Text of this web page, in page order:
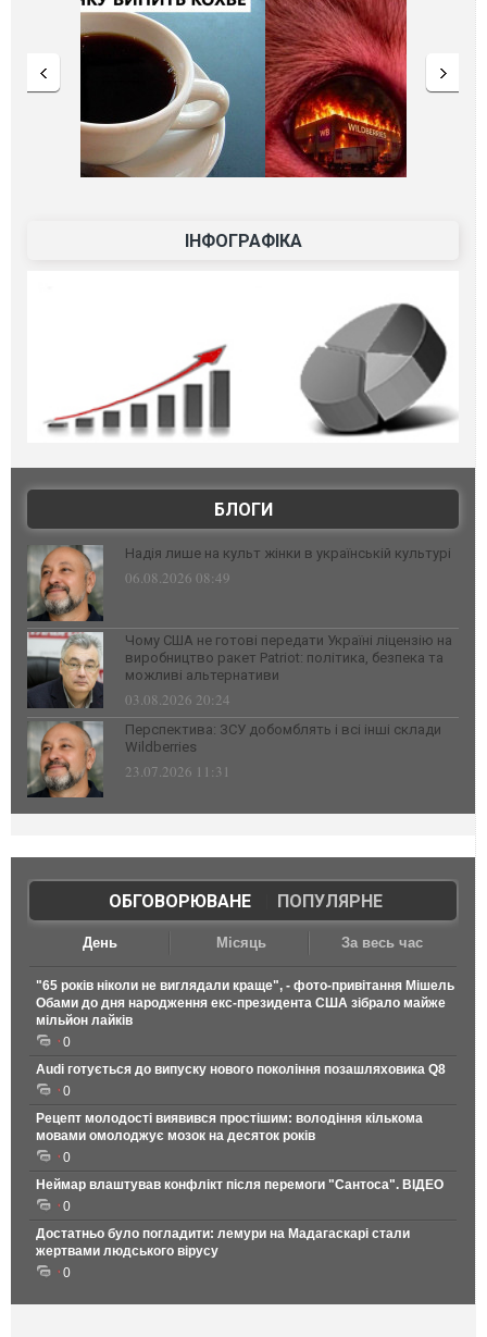
ІНФОГРАФІКА
БЛОГИ
Надія лише на культ жінки в українській культурі
06.08.2026 08:49
Чому США не готові передати Україні ліцензію на
виробництво ракет Patriot: політика, безпека та
можливі альтернативи
03.08.2026 20:24
Перспектива: ЗСУ добомблять і всі інші склади
Wildberries
23.07.2026 11:31
ОБГОВОРЮВАНЕ| ПОПУЛЯРНЕ
День Місяць За весь час
"65 років ніколи не виглядали краще", - фото-привітання Мішель
Обами до дня народження екс-президента США зібрало майже
мільйон лайків
0
Audi готується до випуску нового покоління позашляховика Q8
0
Рецепт молодості виявився простішим: володіння кількома
мовами омолоджує мозок на десяток років
0
Неймар влаштував конфлікт після перемоги "Сантоса". ВІДЕО
0
Достатньо було погладити: лемури на Мадагаскарі стали
жертвами людського вірусу
0